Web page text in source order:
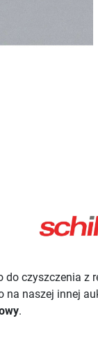
czyszczenia z
na naszej innej
.